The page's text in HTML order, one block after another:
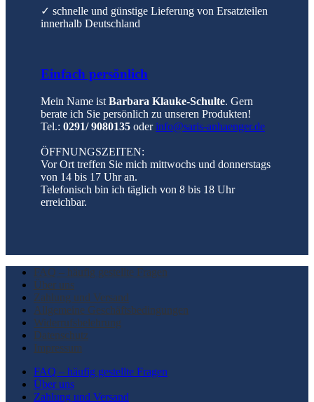
✓ schnelle und günstige Lieferung von Ersatzteilen
innerhalb Deutschland
Einfach persönlich
Mein Name ist Barbara Klauke-Schulte. Gern
berate ich Sie persönlich zu unseren Produkten!
Tel.: 0291/ 9080135 oderinfo@saris-anhaenger.de
ÖFFNUNGSZEITEN:
Vor Ort treffen Sie mich mittwochs und donnerstags
von 14 bis 17 Uhr an.
Telefonisch bin ich täglich von 8 bis 18 Uhr
erreichbar.
FAQ – häufig gestellte Fragen
Über uns
Zahlung und Versand
Allgemeine Geschäftsbedingungen
Widerrufsbelehrung
Datenschutz
Impressum
FAQ – häufig gestellte Fragen
Über uns
Zahlung und Versand